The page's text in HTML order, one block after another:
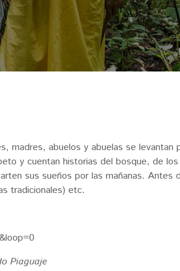
madres, abuelos y abuelas se levantan
y cuentan historias del bosque, de los
sus sueños por las mañanas. Antes
tradicionales) etc.
Piaguaje